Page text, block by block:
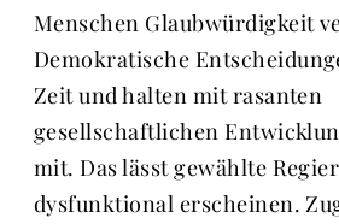
Menschen Glaubwürdigkeit
Demokratische
Zeit und halten mit rasanten
gesellschaftlichen
mit. Das lässt gewählte
dysfunktional erscheinen.